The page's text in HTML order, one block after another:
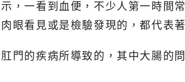
，一看到血便，不少人第一時
眼看見或是檢驗發現的，都代表
門的疾病所導致的，其中大腸